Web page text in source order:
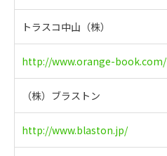
トラスコ中山（株）
http://www.orange-book.com/
（株）ブラストン
http://www.blaston.jp/